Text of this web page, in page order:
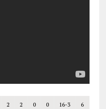
2 2 0 0 16-3 6